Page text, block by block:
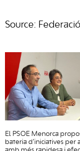
Source:
El PSOE Menorca
bateria d’iniciatives per